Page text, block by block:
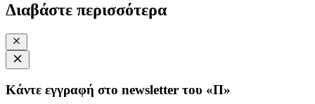
Διαβάστε περισσότερα
Κάντε εγγραφή στο newsletter του «Π»